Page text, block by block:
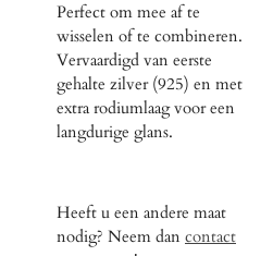
Perfect om mee af te
wisselen of te combineren.
Vervaardigd van eerste
gehalte zilver (925) en met
extra rodiumlaag voor een
langdurige glans.
Heeft u een andere maat
nodig? Neem dan contact